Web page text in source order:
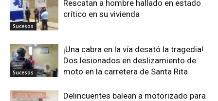
Sucesos
Rescatan a hombre hallado en estado
crítico en su vivienda
Sucesos
¡Una cabra en la vía desató la tragedia!
Dos lesionados en deslizamiento de
moto en la carretera de Santa Rita
Delincuentes balean a motorizado para